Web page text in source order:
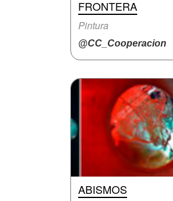
FRONTERA
Pintura
@CC_Cooperacion
ABISMOS